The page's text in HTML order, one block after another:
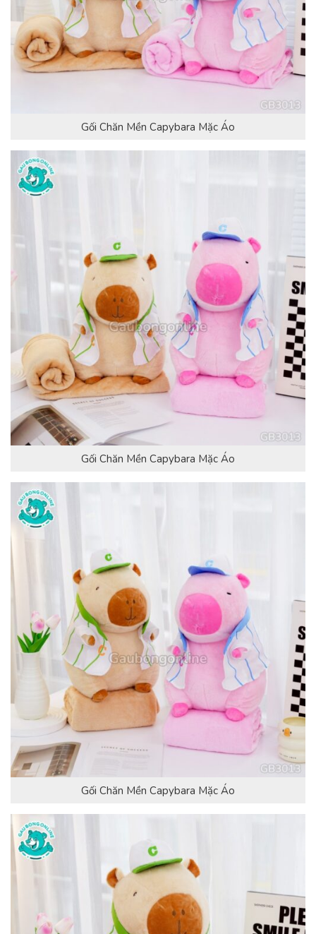
Gối Chăn Mền Capybara Mặc Áo
Gối Chăn Mền Capybara Mặc Áo
Gối Chăn Mền Capybara Mặc Áo